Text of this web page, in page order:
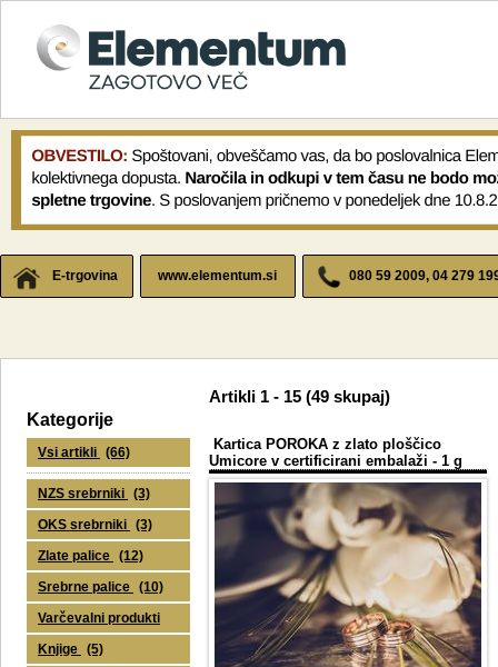
E-trgovina www.elementum.si 080 59 2009, 04 279
Kategorije
Vsi artikli (66)
NZS srebrniki (3)
OKS srebrniki (3)
Zlate palice (12)
Srebrne palice (10)
Varčevalni produkti
Knjige (5)
Artikli 1 - 15 (49skupaj)
Kartica POROKA z zlato ploščico
Umicore v certificirani embalaži - 1 g